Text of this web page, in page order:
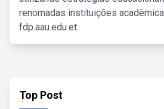
renomadas instituições
fdp.aau.edu.et.
Top Post